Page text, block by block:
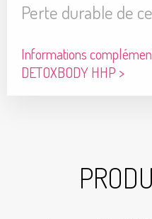
Perte durable de
Informations
DETOXBODY HHP >